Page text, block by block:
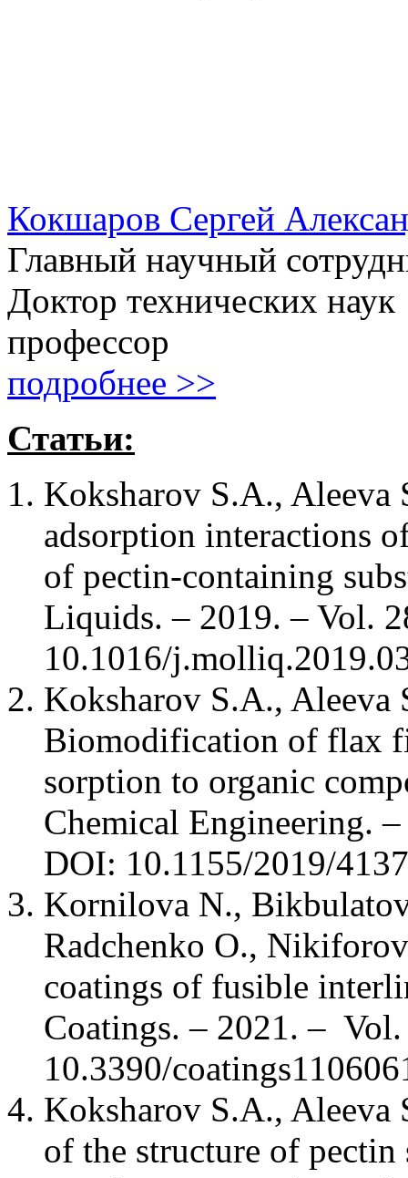
Кокшаров Сергей
Главный научный
Доктор технических наук
профессор
подробнее >>
Статьи:
Koksharov S.A.,
adsorption interactions
of pectin-containing
Liquids. – 2019. – Vol.
10.1016/
Koksharov S.A., Aleeva
Biomodification of flax
sorption to organic
Chemical Engineering.
DOI: 10.1155/2019/
Kornilova N.,
Radchenko O.,
coatings of fusible
Coatings. – 2021. –
10.3390/
Koksharov S.A., Aleeva
of the structure of